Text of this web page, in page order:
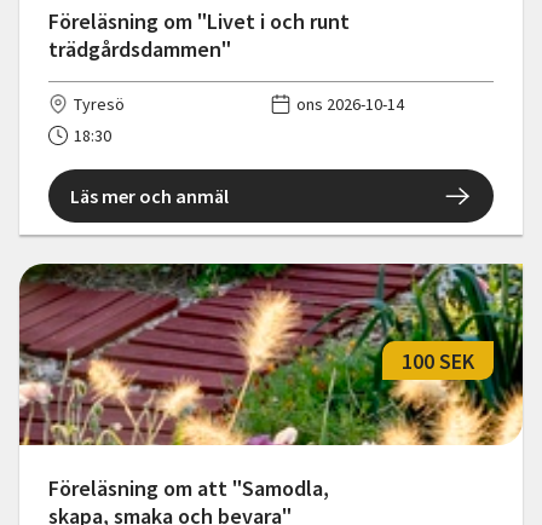
Föreläsning om "Livet i och runt
trädgårdsdammen"
Tyresö
ons 2026-10-14
18:30
Läs mer och anmäl
Föreläsning om att "Samodla,
skapa, smaka och bevara"
100 SEK